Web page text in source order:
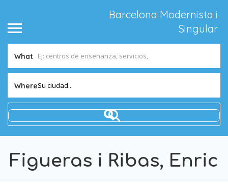
Barcelona Modernista i
Singular
What
WhereSu ciudad...
Figueras i Ribas, Enric